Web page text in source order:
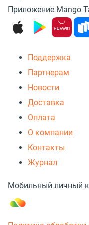
Приложение Mango
Поддержка
Партнерам
Новости
Доставка
Оплата
О компании
Контакты
Журнал
Мобильный личный